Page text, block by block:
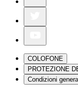
COLOFONE
PROTEZIONE
Condizioni